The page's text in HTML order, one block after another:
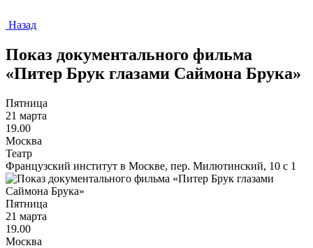
Назад
Показ документального фильма
«Питер Брук глазами Саймона Брука»
Пятница
21 марта
19.00
Москва
Театр
Французский институт в Москве, пер. Милютинский, 10 с 1
Пятница
21 марта
19.00
Москва